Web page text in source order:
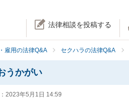
法律相談を投稿する
雇用の法律Q&A セクハラの法律Q&A
うかがい
2023年5月1日 14:59